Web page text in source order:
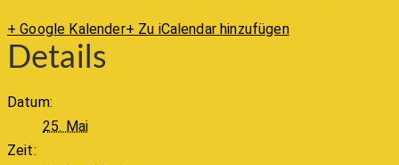
+ Google Kalender+ Zu iCalendar hinzufügen
Details
Datum:
25. Mai
Zeit: